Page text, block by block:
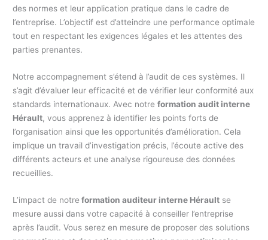
des normes et leur application pratique dans le cadre de
l’entreprise. L’objectif est d’atteindre une performance optimale
tout en respectant les exigences légales et les attentes des
parties prenantes.
Notre accompagnement s’étend à l’audit de ces systèmes. Il
s’agit d’évaluer leur efficacité et de vérifier leur conformité aux
standards internationaux. Avec notreformation audit interne
Hérault, vous apprenez à identifier les points forts de
l’organisation ainsi que les opportunités d’amélioration. Cela
implique un travail d’investigation précis, l’écoute active des
différents acteurs et une analyse rigoureuse des données
recueillies.
L’impact de notre formation auditeur interne Hérault se
mesure aussi dans votre capacité à conseiller l’entreprise
après l’audit. Vous serez en mesure de proposer des solutions